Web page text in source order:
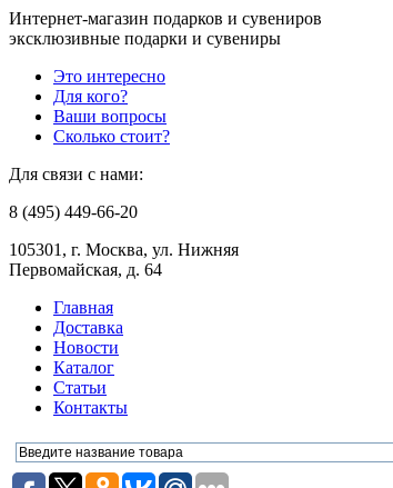
Интернет-магазин подарков и сувениров
эксклюзивные подарки и сувениры
Это интересно
Для кого?
Ваши вопросы
Сколько стоит?
Для связи с нами:
8 (495) 449-66-20
105301, г. Москва, ул. Нижняя
Первомайская, д. 64
Главная
Доставка
Новости
Каталог
Статьи
Контакты